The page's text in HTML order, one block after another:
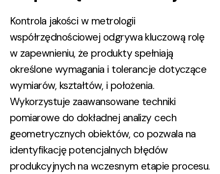
Kontrola jakości w metrologii
współrzędnościowej odgrywa kluczową rolę
w zapewnieniu, że produkty spełniają
określone wymagania i tolerancje dotyczące
wymiarów, kształtów, i położenia.
Wykorzystuje zaawansowane techniki
pomiarowe do dokładnej analizy cech
geometrycznych obiektów, co pozwala na
identyfikację potencjalnych błędów
produkcyjnych na wczesnym etapie procesu.